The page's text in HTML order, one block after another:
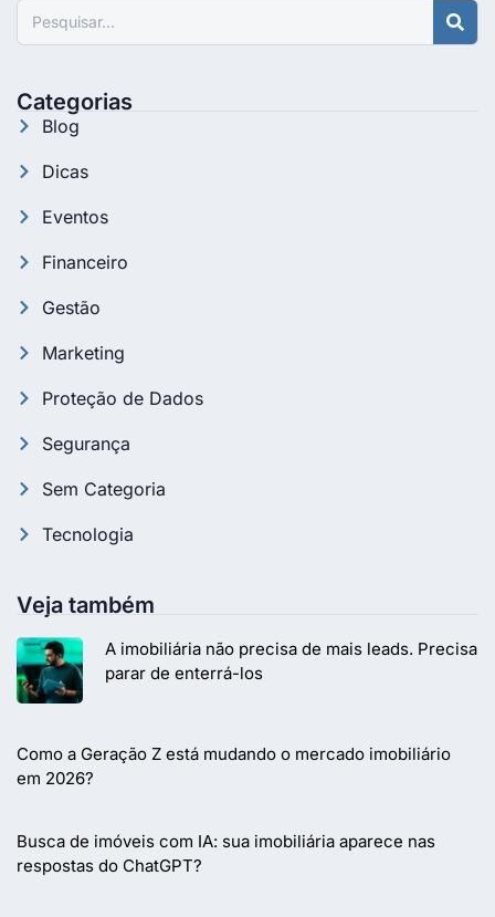
Pesquisar
Categorias
Blog
Dicas
Eventos
Financeiro
Gestão
Marketing
Proteção de Dados
Segurança
Sem Categoria
Tecnologia
Veja também
A imobiliária não precisa de mais leads. Precisa
parar de enterrá-los
Como a Geração Z está mudando o mercado imobiliário
em 2026?
Busca de imóveis com IA: sua imobiliária aparece nas
respostas do ChatGPT?